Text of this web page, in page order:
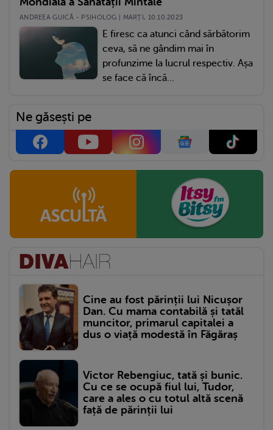
ANDREEA GUICĂ - PSIHOLOG | MARŢI, 10.10.2023
E firesc ca atunci când sărbătorim
ceva, să ne gândim mai în
profunzime la lucrul respectiv. Așa
se face că încă...
Ne găsești pe
Cine au fost părinții lui Nicușor
Dan. Cu mama contabilă și tatăl
muncitor, primarul capitalei a
dus o viață modestă în Făgăraș
Victor Rebengiuc, tată și bunic.
Cu ce se ocupă fiul lui, Tudor,
care a ales o cu totul altă scenă
față de părinții lui